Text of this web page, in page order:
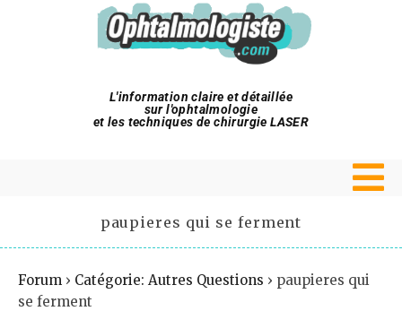
L'information claire et détaillée
sur l'ophtalmologie
et les techniques de chirurgie LASER
paupieres qui se ferment
Forum › Catégorie: Autres Questions › paupieres qui
se ferment